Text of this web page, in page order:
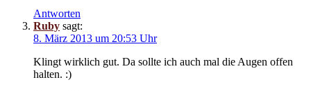
Antworten
Ruby sagt:
8. März 2013 um 20:53 Uhr
Klingt wirklich gut. Da sollte ich auch mal die Augen offen
halten. :)